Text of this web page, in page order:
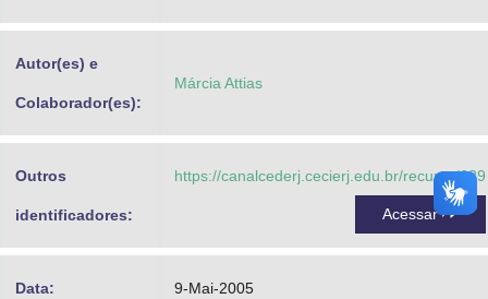
Advocacia-Geral da União
Banco Central do Brasil
Autor(es) e
Colaborador(es):
Márcia Attias
Outros
identificadores:
https://canalcederj.cecierj.edu.br/recurso/629
Acessar
Data: 9-Mai-2005